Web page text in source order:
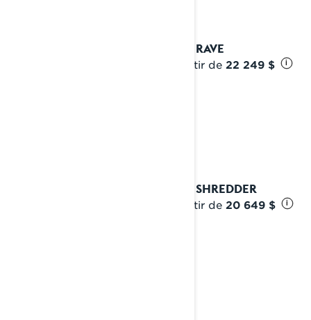
2024 RAVE
À partir de 22 249 $ i
2024 SHREDDER
À partir de 20 649 $ i